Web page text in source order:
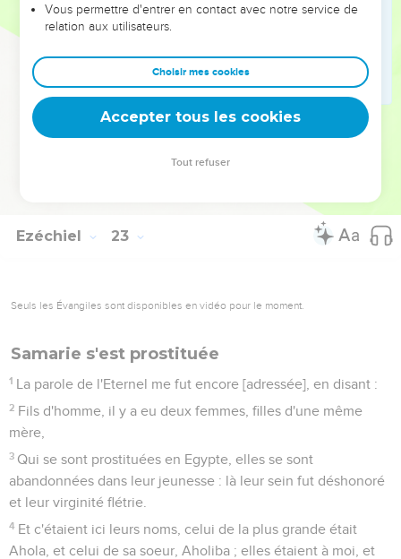
Le peuple du pays a usé de tromperies, et ils ont ravi le
bien d'autrui, et ont opprimé l'affligé et le pauvre, et ont
foulé l'étranger contre tout droit.
Et j'ai cherché quelqu'un d'entre eux qui refît la cloison, et
qui se tînt à la brèche devant moi pour le pays, afin que je ne
le détruisisse point ; mais je n'en ai point trouvé.
C'est pourquoi je répandrai sur eux mon indignation, et je
Ezéchiel 23
Seuls les Évangiles sont disponibles en vidéo pour le moment.
Samarie s'est prostituée
1 La parole de l'Eternel me fut encore [adressée], en disant :
2 Fils d'homme, il y a eu deux femmes, filles d'une même
mère,
3 Qui se sont prostituées en Egypte, elles se sont
abandonnées dans leur jeunesse : là leur sein fut déshonoré
et leur virginité flétrie.
4 Et c'étaient ici leurs noms, celui de la plus grande était
Ahola, et celui de sa soeur, Aholiba ; elles étaient à moi, et
Vous permettre d'entrer en contact avec notre service de
relation aux utilisateurs.
Choisir mes cookies
Accepter tous les cookies
Tout refuser